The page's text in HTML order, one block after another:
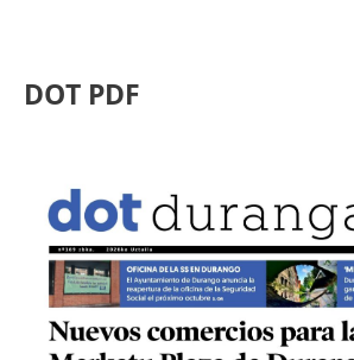
DOT PDF